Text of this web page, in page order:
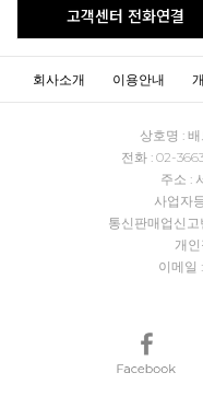
고객센터 전화연결
회사소개 이용안내
상호명 :
전화 : 02-
주소 :
사업자
통신판매업신
개
이메일